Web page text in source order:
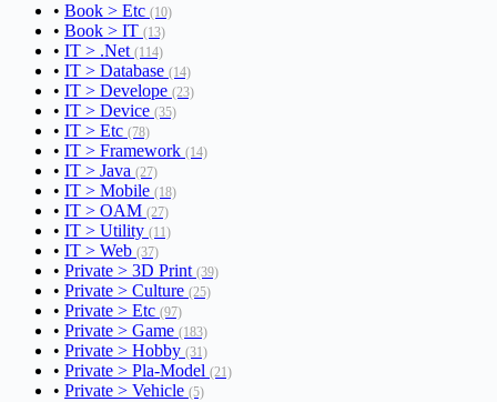
• Book > Etc (10)
• Book > IT (13)
• IT > .Net (114)
• IT > Database (14)
• IT > Develope (23)
• IT > Device (35)
• IT > Etc (78)
• IT > Framework (14)
• IT > Java (27)
• IT > Mobile (18)
• IT > OAM (27)
• IT > Utility (11)
• IT > Web (37)
• Private > 3D Print (39)
• Private > Culture (25)
• Private > Etc (97)
• Private > Game (183)
• Private > Hobby (31)
• Private > Pla-Model (21)
• Private > Vehicle (5)